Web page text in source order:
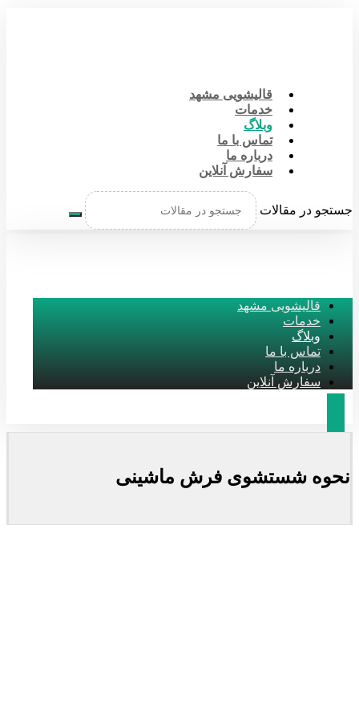
قالیشویی مشهد
خدمات
وبلاگ
تماس با ما
درباره ما
سفارش آنلاین
جستجو در مقالات
قالیشویی مشهد
خدمات
وبلاگ
تماس با ما
درباره ما
سفارش آنلاین
نحوه شستشوی فرش ماشینی